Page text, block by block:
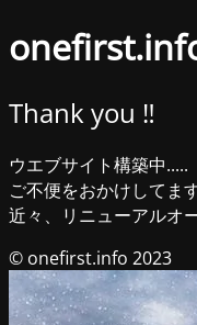
Thank you ‼︎
ウエブサイト構築中.....
ご不便をおかけしてます
近々、リニューアルオ
© onefirst.info 2023